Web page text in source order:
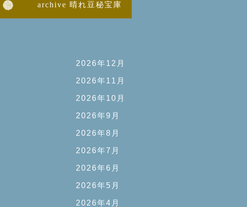
archive 晴れ豆秘宝庫
2026年12月
2026年11月
2026年10月
2026年9月
2026年8月
2026年7月
2026年6月
2026年5月
2026年4月